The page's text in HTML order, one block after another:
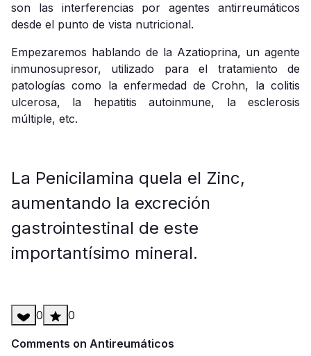
son las interferencias por agentes antirreumáticos
desde el punto de vista nutricional.
Empezaremos hablando de la Azatioprina, un agente
inmunosupresor, utilizado para el tratamiento de
patologías como la enfermedad de Crohn, la colitis
ulcerosa, la hepatitis autoinmune, la esclerosis
múltiple, etc.
La Penicilamina quela el Zinc,
aumentando la excreción
gastrointestinal de este
importantísimo mineral.
0 0
Comments on Antireumáticos